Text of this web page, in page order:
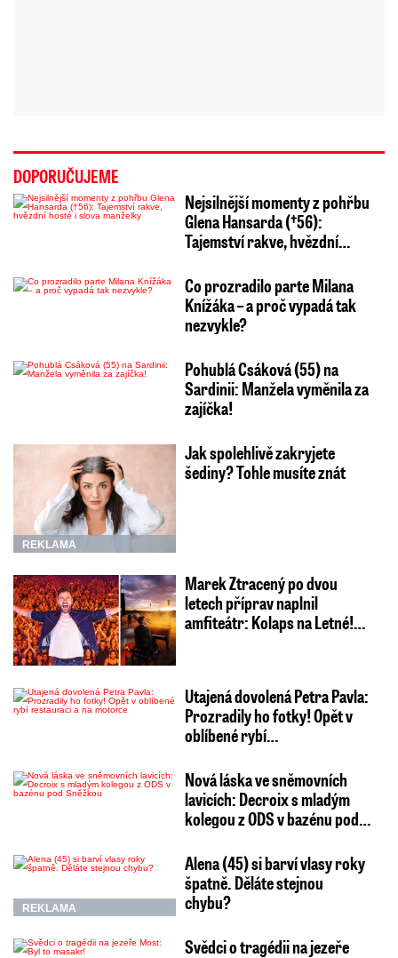
DOPORUČUJEME
Nejsilnější momenty z pohřbu
Glena Hansarda (†56):
Tajemství rakve, hvězdní…
Co prozradilo parte Milana
Knížáka – a proč vypadá tak
nezvykle?
Pohublá Csáková (55) na
Sardinii: Manžela vyměnila za
zajíčka!
REKLAMA
Jak spolehlivě zakryjete
šediny? Tohle musíte znát
Marek Ztracený po dvou
letech příprav naplnil
amfiteátr: Kolaps na Letné!…
Utajená dovolená Petra Pavla:
Prozradily ho fotky! Opět v
oblíbené rybí…
Nová láska ve sněmovních
lavicích: Decroix s mladým
kolegou z ODS v bazénu pod…
REKLAMA
Alena (45) si barví vlasy roky
špatně. Děláte stejnou
chybu?
Svědci o tragédii na jezeře